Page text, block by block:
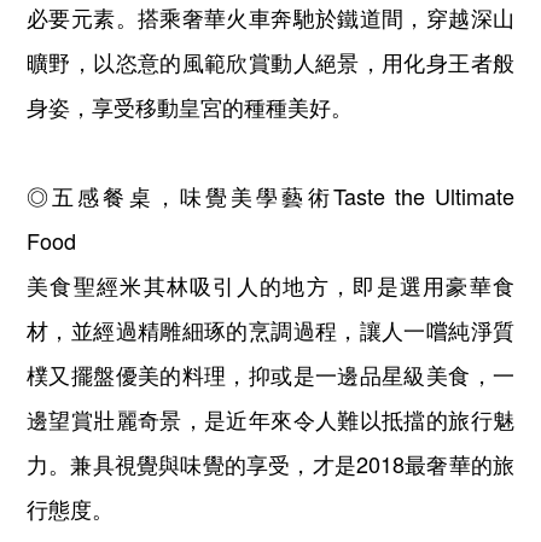
必要元素。搭乘奢華火車奔馳於鐵道間，穿越深山
曠野，以恣意的風範欣賞動人絕景，用化身王者般
身姿，享受移動皇宮的種種美好。
◎五感餐桌，味覺美學藝術Taste the Ultimate
Food
美食聖經米其林吸引人的地方，即是選用豪華食
材，並經過精雕細琢的烹調過程，讓人一嚐純淨質
樸又擺盤優美的料理，抑或是一邊品星級美食，一
邊望賞壯麗奇景，是近年來令人難以抵擋的旅行魅
力。兼具視覺與味覺的享受，才是2018最奢華的旅
行態度。